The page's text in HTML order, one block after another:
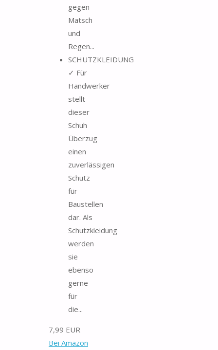
gegen
Matsch
und
Regen...
SCHUTZKLEIDUNG
✓ Für
Handwerker
stellt
dieser
Schuh
Überzug
einen
zuverlässigen
Schutz
für
Baustellen
dar. Als
Schutzkleidung
werden
sie
ebenso
gerne
für
die...
7,99 EUR
Bei Amazon